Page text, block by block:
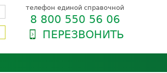
телефон единой справочной
8 800 550 56 06
ПЕРЕЗВОНИТЬ